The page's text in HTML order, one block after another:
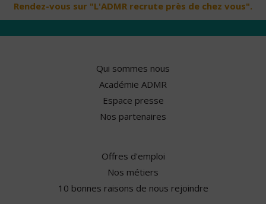
Rendez-vous sur "L'ADMR recrute près de chez vous".
Qui sommes nous
Académie ADMR
Espace presse
Nos partenaires
Offres d'emploi
Nos métiers
10 bonnes raisons de nous rejoindre